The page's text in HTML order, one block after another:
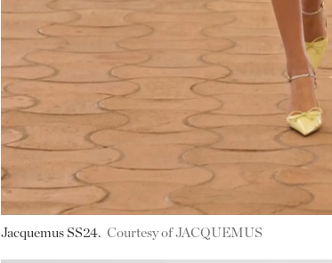
Jacquemus SS24. Courtesy of JACQUEMUS